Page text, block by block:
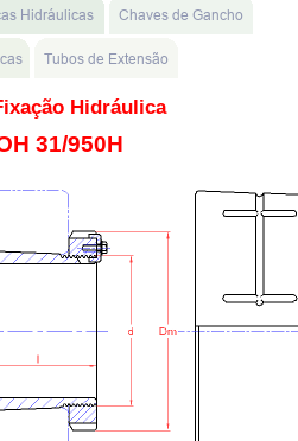
Hidráulica
31/950H